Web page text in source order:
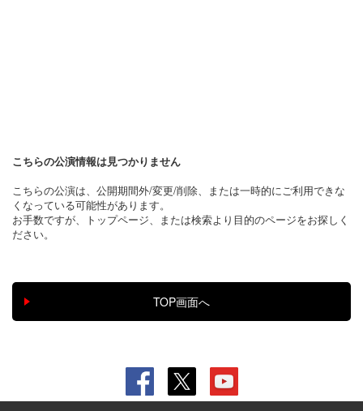
こちらの公演情報は見つかりません
こちらの公演は、公開期間外/変更/削除、または一時的にご利用できな
くなっている可能性があります。
お手数ですが、トップページ、または検索より目的のページをお探しく
ださい。